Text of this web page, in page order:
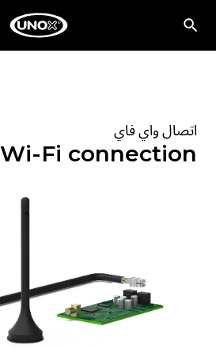
اتصال واي فاي
Wi-Fi connection